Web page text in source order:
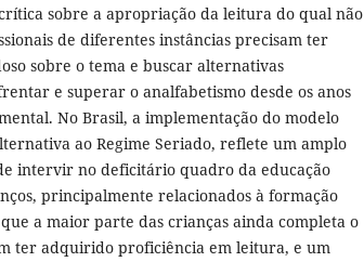
sobre a apropriação da leitura do qual não
de diferentes instâncias precisam ter
sobre o tema e buscar alternativas
e superar o analfabetismo desde os anos
No Brasil, a implementação do modelo
ao Regime Seriado, reflete um amplo
intervir no deficitário quadro da educação
principalmente relacionados à formação
a maior parte das crianças ainda completa o
ter adquirido proficiência em leitura, e um